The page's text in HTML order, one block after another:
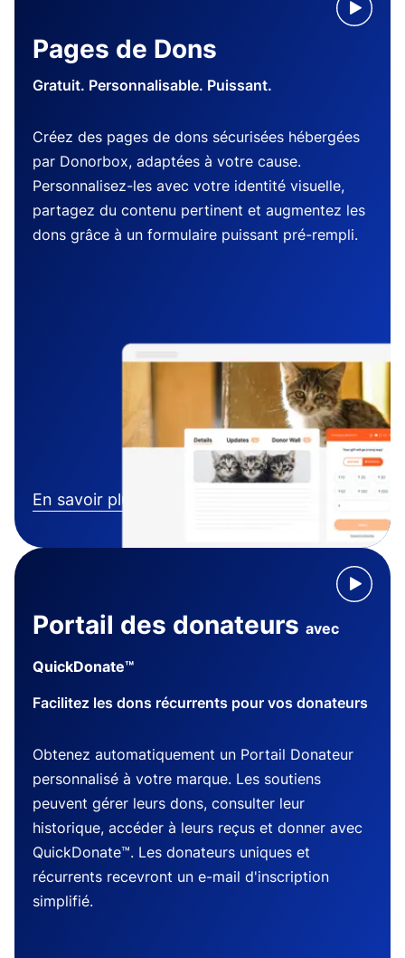
Pages de Dons
Gratuit. Personnalisable. Puissant.
Créez des pages de dons sécurisées hébergées
par Donorbox, adaptées à votre cause.
Personnalisez-les avec votre identité visuelle,
partagez du contenu pertinent et augmentez les
dons grâce à un formulaire puissant pré-rempli.
En savoir plus
Portail des donateurs avec
QuickDonate™
Facilitez les dons récurrents pour vos donateurs
Obtenez automatiquement un Portail Donateur
personnalisé à votre marque. Les soutiens
peuvent gérer leurs dons, consulter leur
historique, accéder à leurs reçus et donner avec
QuickDonate™. Les donateurs uniques et
récurrents recevront un e-mail d'inscription
simplifié.